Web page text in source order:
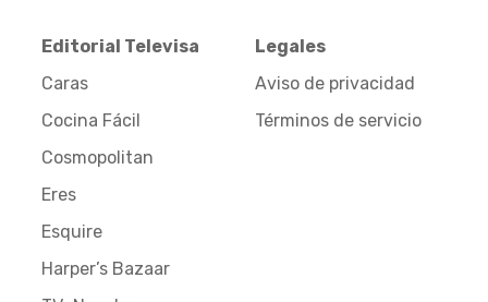
Editorial Televisa
Caras
Cocina Fácil
Cosmopolitan
Eres
Esquire
Harper’s Bazaar
Legales
Aviso de privacidad
Términos de servicio